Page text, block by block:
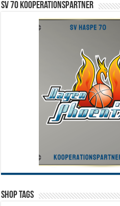
SV 70 Kooperationspartner
Shop Tags